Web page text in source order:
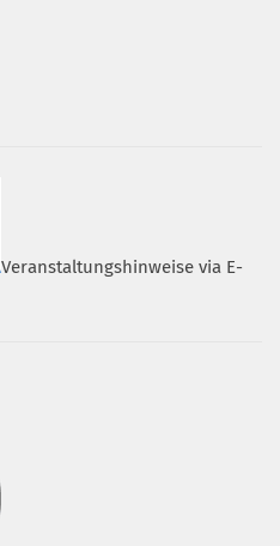
Veranstaltungshinweise via E-